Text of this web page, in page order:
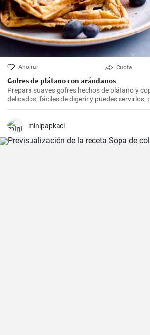
Ahorrar Cuota
Gofres de plátano con arándanos
Prepara suaves gofres hechos de plátano y
delicados, fáciles de digerir y puedes servirlos,
arándanos frescos y sirope de arándanos.
minipapkaci